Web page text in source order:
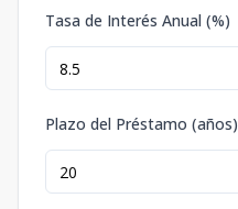
Tasa de Interés Anual (%)
Plazo del Préstamo (años)